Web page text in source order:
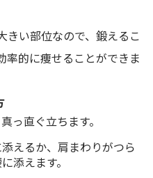
きい部位なので、鍛えるこ
率的に痩せることができま
っ直ぐ立ちます。
えるか、肩まわりがつら
添えます。